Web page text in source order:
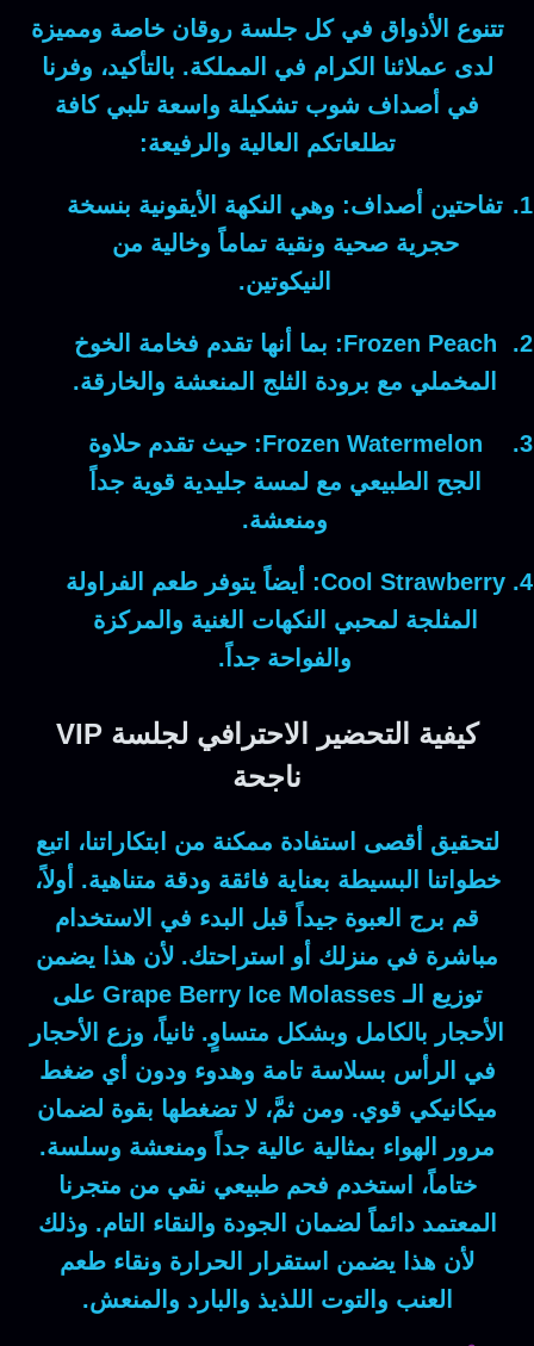
تتنوع الأذواق في كل جلسة روقان خاصة ومميزة
لدى عملائنا الكرام في المملكة. بالتأكيد، وفرنا
في أصداف شوب تشكيلة واسعة تلبي كافة
تطلعاتكم العالية والرفيعة:
تفاحتين أصداف: وهي النكهة الأيقونية بنسخة
حجرية صحية ونقية تماماً وخالية من
النيكوتين.
Frozen Peach: بما أنها تقدم فخامة الخوخ
المخملي مع برودة الثلج المنعشة والخارقة.
Frozen Watermelon: حيث تقدم حلاوة
الجح الطبيعي مع لمسة جليدية قوية جداً
ومنعشة.
Cool Strawberry: أيضاً يتوفر طعم الفراولة
المثلجة لمحبي النكهات الغنية والمركزة
والفواحة جداً.
كيفية التحضير الاحترافي لجلسة VIP
ناجحة
لتحقيق أقصى استفادة ممكنة من ابتكاراتنا، اتبع
خطواتنا البسيطة بعناية فائقة ودقة متناهية.
أولاً،
قم برج العبوة جيداً قبل البدء في الاستخدام
مباشرة في منزلك أو استراحتك. لأن هذا يضمن
توزيع الـGrape Berry Ice Molasses على
الأحجار بالكامل وبشكل متساوٍ. ثانياً، وزع الأحجار
في الرأس بسلاسة تامة وهدوء ودون أي ضغط
ميكانيكي قوي. ومن ثمَّ، لا تضغطها بقوة لضمان
مرور الهواء بمثالية عالية جداً ومنعشة وسلسة.
ختاماً، استخدم فحم طبيعي نقي من متجرنا
المعتمد دائماً لضمان الجودة والنقاء التام. وذلك
لأن هذا يضمن استقرار الحرارة ونقاء طعم
العنب والتوت اللذيذ والبارد والمنعش.